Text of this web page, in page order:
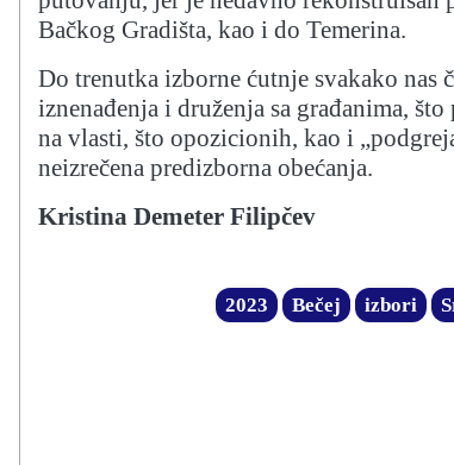
Bačkog Gradišta, kao i do Temerina.
Do trenutka izborne ćutnje svakako nas
iznenađenja i druženja sa građanima,
na vlasti, što opozicionih, kao i
neizrečena predizborna obećanja.
Kristina Demeter Filipčev
2023 Bečej izbori